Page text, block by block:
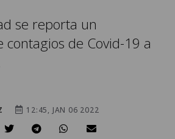
se reporta un
contagios de Covid-19 a
12:45, JAN 06 2022